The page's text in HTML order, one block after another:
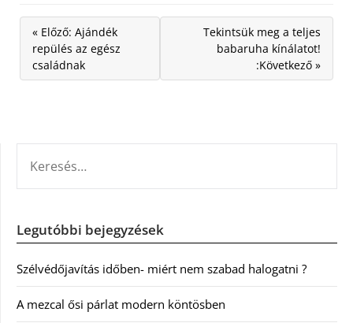
« Előző: Ajándék
repülés az egész
családnak
Tekintsük meg a teljes
babaruha kínálatot!
:Következő »
Legutóbbi bejegyzések
Szélvédőjavítás időben- miért nem szabad halogatni ?
A mezcal ősi párlat modern köntösben